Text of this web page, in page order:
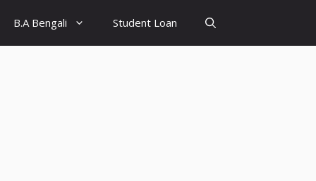
B.A Bengali Student Loan